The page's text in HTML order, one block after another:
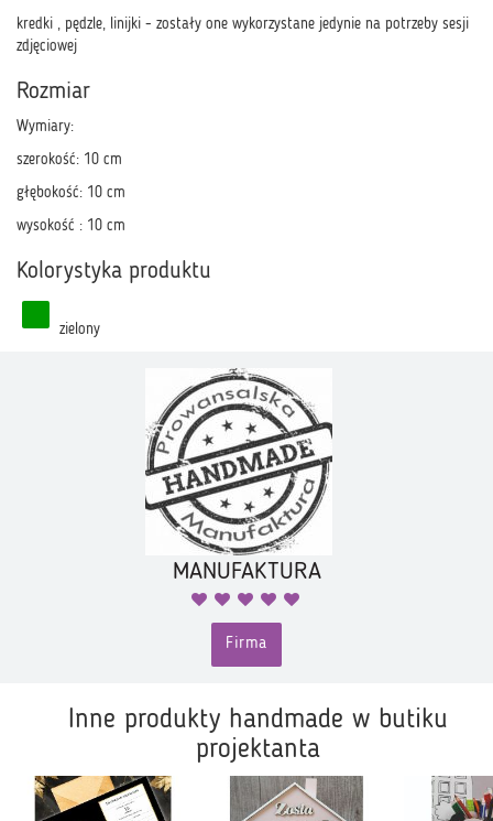
kredki , pędzle, linijki - zostały one wykorzystane jedynie na potrzeby sesji
zdjęciowej
Rozmiar
Wymiary:
szerokość: 10 cm
głębokość: 10 cm
wysokość : 10 cm
Kolorystyka produktu
zielony
MANUFAKTURA
Firma
Inne produkty handmade w butiku
projektanta